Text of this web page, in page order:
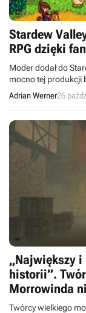
Stardew
RPG dzięki
Moder dodał do
mocno tej produkcji
Adrian Werner26
„Największy
historii”.
Morrowinda
latach
Twórcy wielkiego